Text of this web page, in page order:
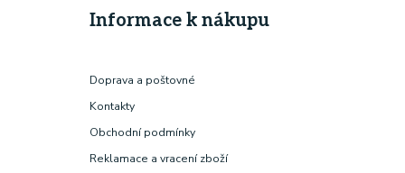
Informace k nákupu
Doprava a poštovné
Kontakty
Obchodní podmínky
Reklamace a vracení zboží